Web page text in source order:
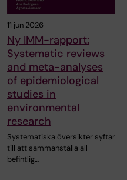
11 jun 2026
Ny IMM-rapport:
Systematic reviews
and meta-analyses
of epidemiological
studies in
environmental
research
Systematiska översikter syftar
till att sammanställa all
befintlig…